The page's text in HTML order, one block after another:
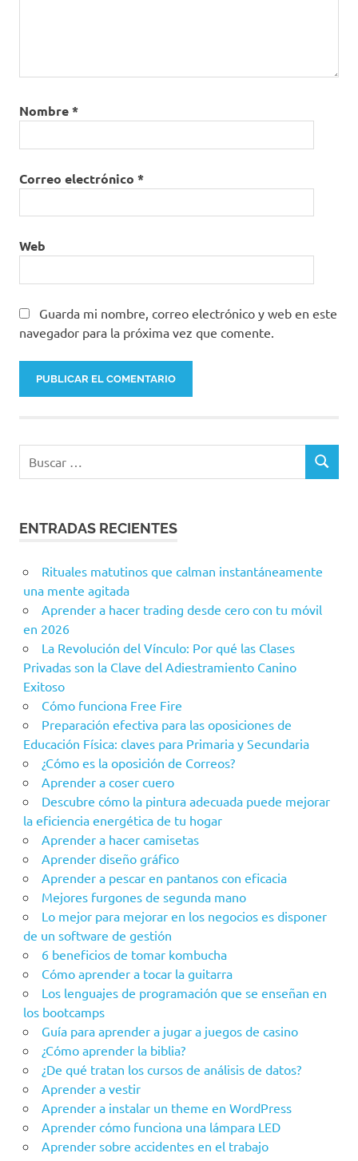
Nombre*
Correo electrónico *
Web
Guarda mi nombre, correo electrónico y web en este
navegador para la próxima vez que comente.
ENTRADAS RECIENTES
Rituales matutinos que calman instantáneamente
una mente agitada
Aprender a hacer trading desde cero con tu móvil
en 2026
La Revolución del Vínculo: Por qué las Clases
Privadas son la Clave del Adiestramiento Canino
Exitoso
Cómo funciona Free Fire
Preparación efectiva para las oposiciones de
Educación Física: claves para Primaria y Secundaria
¿Cómo es la oposición de Correos?
Aprender a coser cuero
Descubre cómo la pintura adecuada puede mejorar
la eficiencia energética de tu hogar
Aprender a hacer camisetas
Aprender diseño gráfico
Aprender a pescar en pantanos con eficacia
Mejores furgones de segunda mano
Lo mejor para mejorar en los negocios es disponer
de un software de gestión
6 beneficios de tomar kombucha
Cómo aprender a tocar la guitarra
Los lenguajes de programación que se enseñan en
los bootcamps
Guía para aprender a jugar a juegos de casino
¿Cómo aprender la biblia?
¿De qué tratan los cursos de análisis de datos?
Aprender a vestir
Aprender a instalar un theme en WordPress
Aprender cómo funciona una lámpara LED
Aprender sobre accidentes en el trabajo